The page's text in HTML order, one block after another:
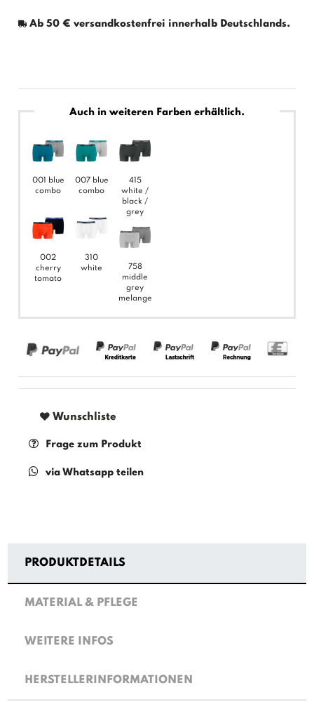
Ab 50 € versandkostenfrei innerhalb Deutschlands.
Auch in weiteren Farben erhältlich.
001 blue
combo
002
cherry
tomato
007 blue
combo
310
white
415
white /
black /
grey
758
middle
grey
melange
Wunschliste
Frage zum Produkt
via Whatsapp teilen
PRODUKTDETAILS
MATERIAL & PFLEGE
WEITERE INFOS
HERSTELLERINFORMATIONEN